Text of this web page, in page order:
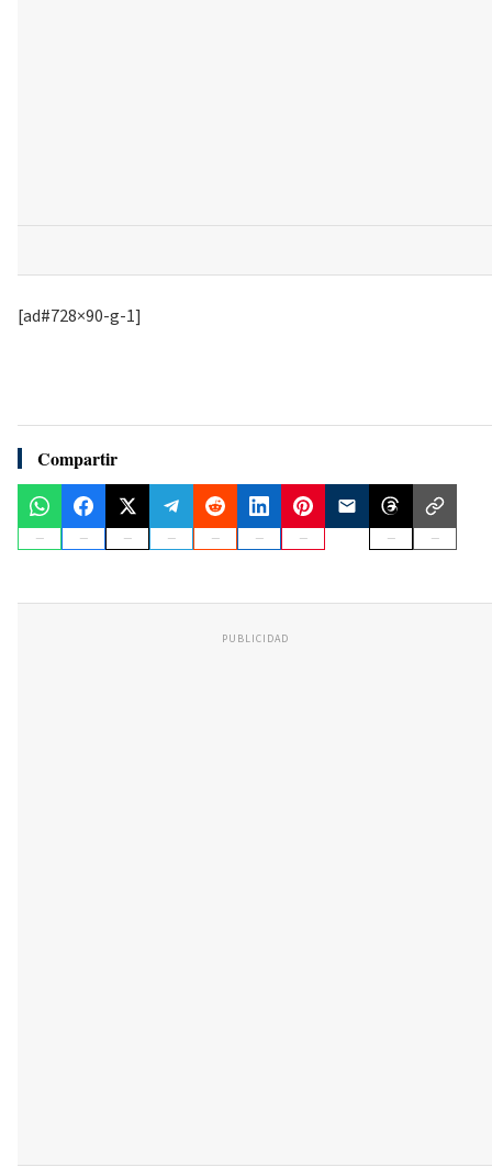
[ad#728×90-g-1]
Compartir
PUBLICIDAD